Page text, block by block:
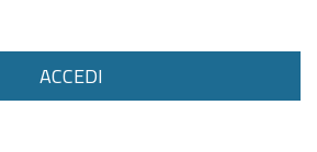
ACCEDI